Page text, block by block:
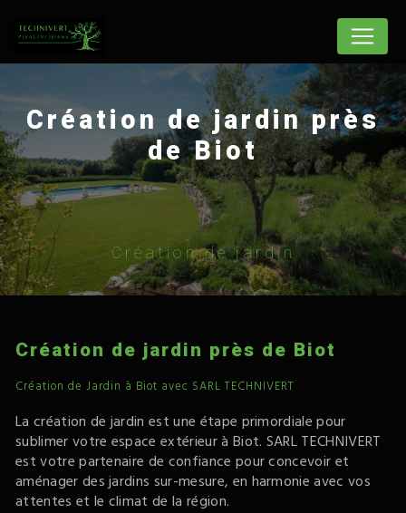
Création de jardin près
de Biot
Création de jardin
Création de jardin près de Biot
Création de Jardin à Biot avec SARL TECHNIVERT
La création de jardin est une étape primordiale pour
sublimer votre espace extérieur à Biot. SARL TECHNIVERT
est votre partenaire de confiance pour concevoir et
aménager des jardins sur-mesure, en harmonie avec vos
attentes et le climat de la région.